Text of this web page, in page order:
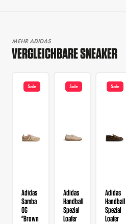
MEHR ADIDAS
VERGLEICHBARE SNEAKER
Sale
Adidas
Samba
OG
"Brown
Sale
Adidas
Handball
Spezial
Loafer
Sale
Adidas
Handball
Spezial
Loafer